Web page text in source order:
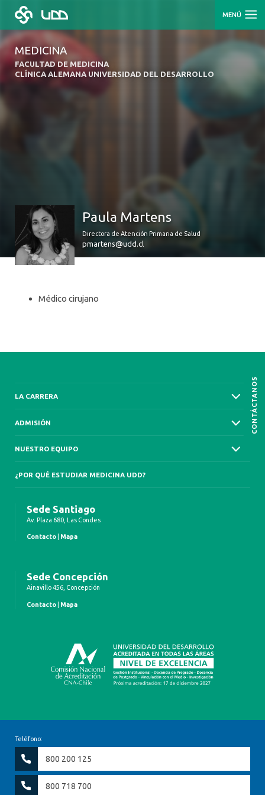
MENÚ
MEDICINA
FACULTAD DE MEDICINA
CLÍNICA ALEMANA UNIVERSIDAD DEL DESARROLLO
Paula Martens
Directora de Atención Primaria de Salud
pmartens@udd.cl
Médico cirujano
CONTÁCTANOS
LA CARRERA
ADMISIÓN
NUESTRO EQUIPO
¿POR QUÉ ESTUDIAR MEDICINA UDD?
Sede Santiago
Av. Plaza 680, Las Condes
Contacto Mapa
Sede Concepción
Ainavillo 456, Concepción
Contacto Mapa
Teléfono:
800 200 125
800 718 700